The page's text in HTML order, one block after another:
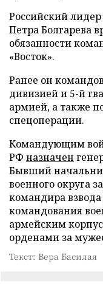
Российский лидер
Петра Болгарева
обязанности
«Восток».
Ранее он
дивизией и 5-й
армией, а также
спецоперации.
Командующим
РФ назначен
Бывший
военного округа
командира
командования
армейским
орденами за
Текст: Вера Басилая